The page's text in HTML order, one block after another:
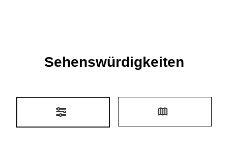
Sehenswürdigkeiten